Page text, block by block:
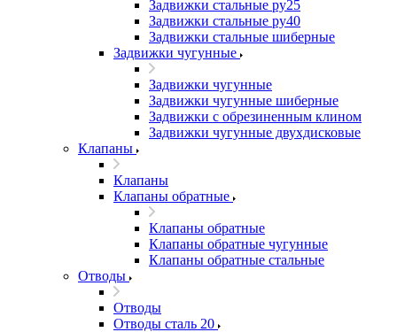
Задвижки стальные ру25
Задвижки стальные ру40
Задвижки стальные шиберные
Задвижки чугунные
Задвижки чугунные
Задвижки чугунные шиберные
Задвижки с обрезиненным клином
Задвижки чугунные двухдисковые
Клапаны
Клапаны
Клапаны обратные
Клапаны обратные
Клапаны обратные чугунные
Клапаны обратные стальные
Отводы
Отводы
Отводы сталь 20